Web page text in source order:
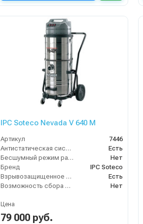
IPC Soteco Nevada V 640 M
Артикул
7446
Антистатическая система
Есть
Бесшумный режим работы
Нет
Бренд
IPC Soteco
Взрывозащищенное исполнение
Есть
Возможность сбора жидкой грязи
Нет
Цена
79 000 руб.